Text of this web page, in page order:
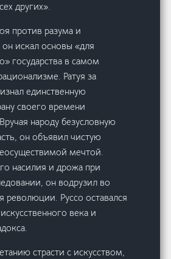
других».
против разума и
искал основы «для
государства в самом
Ратуя за
единственную
своего времени
народу безусловную
он объявил чистую
мечтой.
насилия и дрожа при
он водрузил во
революции. Руссо оставался
века и
страсти с искусством,